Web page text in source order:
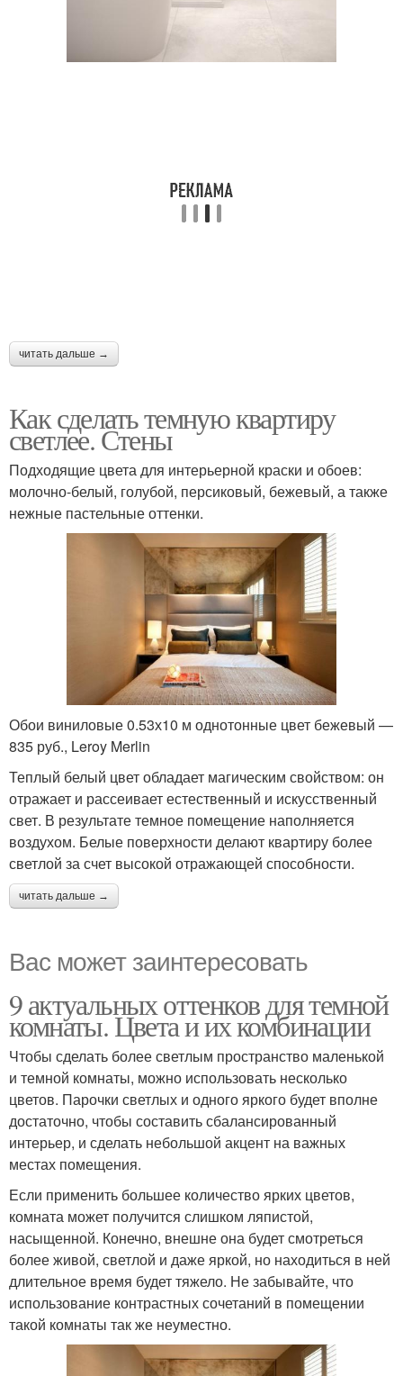
читать дальше →
Как сделать темную квартиру
светлее. Стены
Подходящие цвета для интерьерной краски и обоев:
молочно-белый, голубой, персиковый, бежевый, а также
нежные пастельные оттенки.
Обои виниловые 0.53х10 м однотонные цвет бежевый —
835 руб., Leroy Merlin
Теплый белый цвет обладает магическим свойством: он
отражает и рассеивает естественный и искусственный
свет. В результате темное помещение наполняется
воздухом. Белые поверхности делают квартиру более
светлой за счет высокой отражающей способности.
читать дальше →
Вас может заинтересовать
9 актуальных оттенков для темной
комнаты. Цвета и их комбинации
Чтобы сделать более светлым пространство маленькой
и темной комнаты, можно использовать несколько
цветов. Парочки светлых и одного яркого будет вполне
достаточно, чтобы составить сбалансированный
интерьер, и сделать небольшой акцент на важных
местах помещения.
Если применить большее количество ярких цветов,
комната может получится слишком ляпистой,
насыщенной. Конечно, внешне она будет смотреться
более живой, светлой и даже яркой, но находиться в ней
длительное время будет тяжело. Не забывайте, что
использование контрастных сочетаний в помещении
такой комнаты так же неуместно.